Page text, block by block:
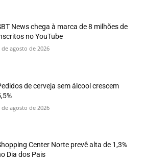
News chega à marca de 8 milhões de
no YouTube
de agosto de 2026
de cerveja sem álcool crescem
de agosto de 2026
Center Norte prevê alta de 1,3%
Dia dos Pais